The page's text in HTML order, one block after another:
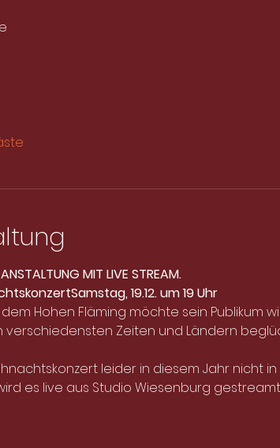
MIT LIVE STREAM.
Samstag, 19.12. um 19 Uhr
Hohen Fläming möchte sein Publikum
Zeiten und Ländern
leider in diesem Jahr nicht
es live aus Studio Wiesenburg